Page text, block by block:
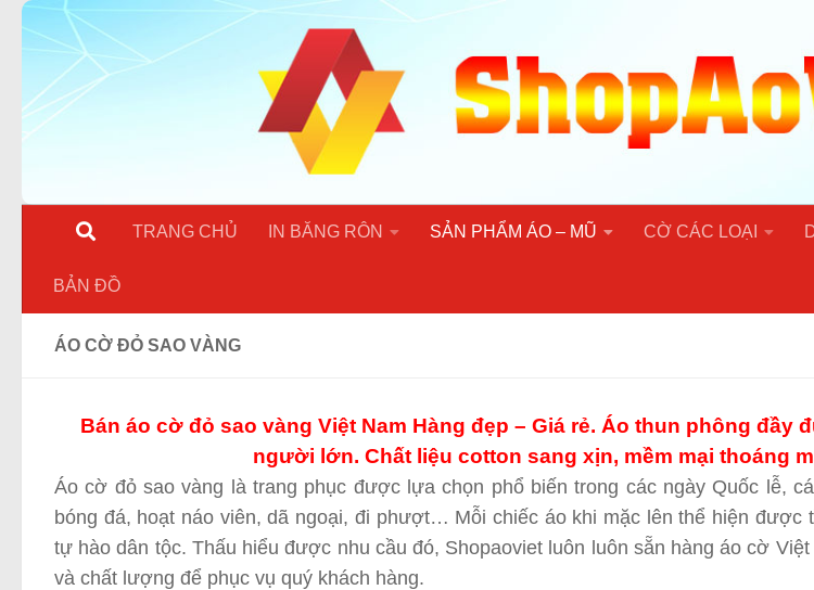
Skip to content
TRANG CHỦ IN BĂNG RÔN SẢN PHẨM ÁO – MŨ CỜ CÁC LOẠI
BẢN ĐỒ
ÁO CỜ ĐỎ SAO VÀNG
Bán áo cờ đỏ sao vàng Việt Nam Hàng đẹp – Giá rẻ. Áo thun phông đầy
người lớn. Chất liệu cotton sang xịn, mềm mại thoáng
Áo cờ đỏ sao vàng là trang phục được lựa chọn phổ biến trong các ngày Quốc lễ,
bóng đá, hoạt náo viên, dã ngoại, đi phượt… Mỗi chiếc áo khi mặc lên thể hiện được
tự hào dân tộc. Thấu hiểu được nhu cầu đó, Shopaoviet luôn luôn sẵn hàng áo cờ
và chất lượng để phục vụ quý khách hàng.